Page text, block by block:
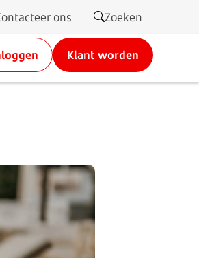
ons Zoeken
Klant worden